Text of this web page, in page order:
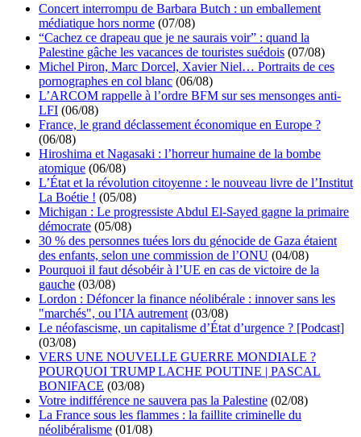
Concert interrompu de Barbara Butch : un emballement
médiatique hors norme (07/08)
“Cachez ce drapeau que je ne saurais voir” : quand la
Palestine gâche les vacances de touristes suédois (07/08)
Michel Piron, Marc Dorcel, Xavier Niel… Portraits de ces
pornographes en col blanc (06/08)
L’ARCOM rappelle à l’ordre BFM sur ses mensonges anti-
LFI (06/08)
France, le grand déclassement économique en Europe ?
(06/08)
Hiroshima et Nagasaki : l’horreur humaine de la bombe
atomique (06/08)
L’État et la révolution citoyenne : le nouveau livre de l’Institut
La Boétie ! (05/08)
Michigan : Le progressiste Abdul El-Sayed gagne la primaire
démocrate (05/08)
30 % des personnes tuées lors du génocide de Gaza étaient
des enfants, selon une commission de l’ONU (04/08)
Pourquoi il faut désobéir à l’UE en cas de victoire de la
gauche (03/08)
Lordon : Défoncer la finance néolibérale : innover sans les
"marchés", ou l’IA autrement (03/08)
Le néofascisme, un capitalisme d’État d’urgence ? [Podcast]
(03/08)
VERS UNE NOUVELLE GUERRE MONDIALE ?
POURQUOI TRUMP LACHE POUTINE | PASCAL
BONIFACE (03/08)
Votre indifférence ne sauvera pas la Palestine (02/08)
La France sous les flammes : la faillite criminelle du
néolibéralisme (01/08)